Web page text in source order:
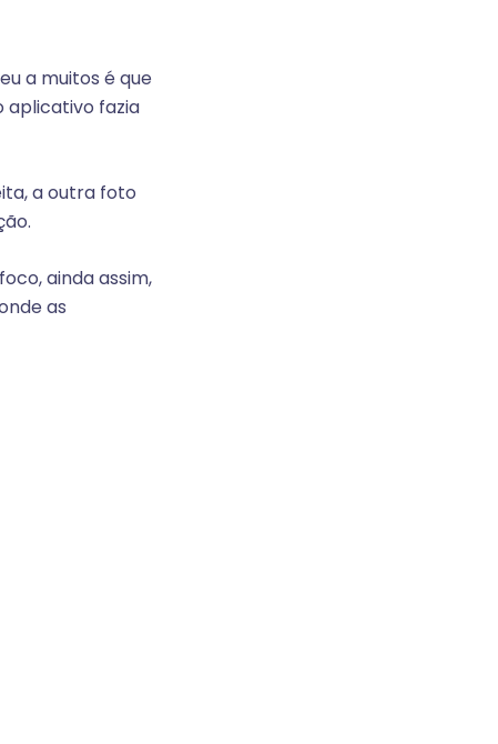
a muitos é que
aplicativo fazia
a outra foto
ainda assim,
as